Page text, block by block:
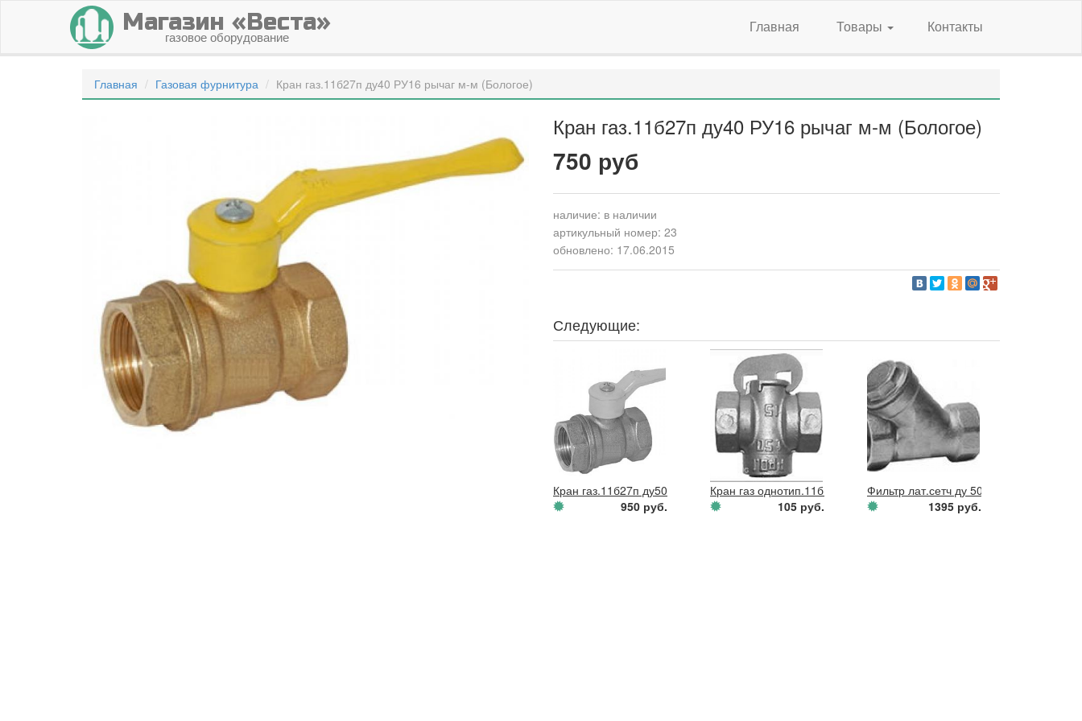
Магазин «Веста»
газовое оборудование
Главная Товары Контакты
Главная Газовая фурнитура Кран газ.11б27п ду40 РУ16 рычаг м-м (Бологое)
Кран газ.11б27п ду40 РУ16 рычаг м-м (Бологое)
750 руб
наличие: в наличии
артикульный номер: 23
обновлено: 17.06.2015
Следующие:
Кран газ.11б27п ду50 РУ16 рычаг м-м (Бологое)
950 руб.
Кран газ однотип.11б12бк ду15 пруж
105 руб.
Фильтр лат.сетч ду 50 РУ16 м-м
1395 руб.